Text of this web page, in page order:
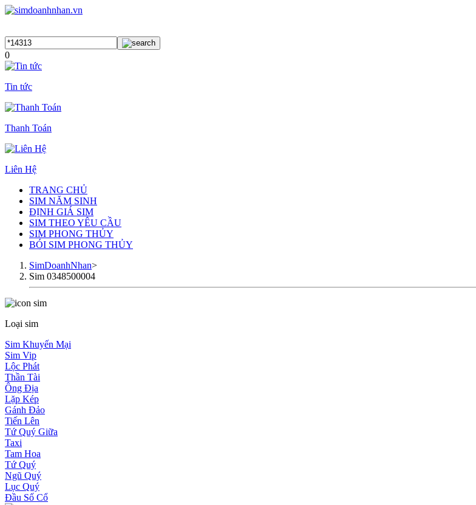
0
Tin tức
Thanh Toán
Liên Hệ
TRANG CHỦ
SIM NĂM SINH
ĐỊNH GIÁ SIM
SIM THEO YÊU CẦU
SIM PHONG THỦY
BÓI SIM PHONG THỦY
SimDoanhNhan>
Sim 0348500004
Loại sim
Sim Khuyến Mại
Sim Vip
Lộc Phát
Thần Tài
Ông Địa
Lặp Kép
Gánh Đảo
Tiến Lên
Tứ Quý Giữa
Taxi
Tam Hoa
Tứ Quý
Ngũ Quý
Lục Quý
Đầu Số Cổ